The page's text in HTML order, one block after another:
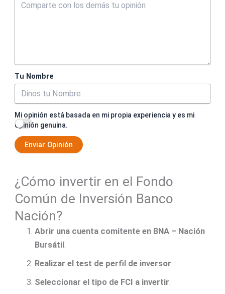
Tu Nombre
Mi opinión está basada en mi propia experiencia y es mi
opinión genuina.
Enviar Opinión
¿Cómo invertir en el Fondo
Común de Inversión Banco
Nación?
Abrir una cuenta comitente en BNA – Nación
Bursátil.
Realizar el test de perfil de inversor
Seleccionar el tipo de FCI a invertir